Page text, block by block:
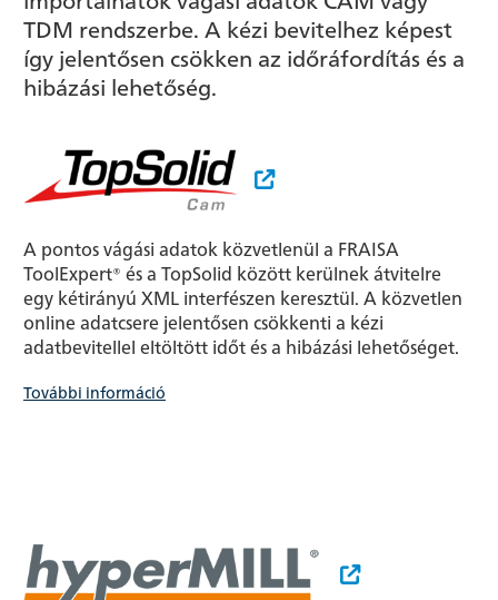
TDM rendszerbe. A kézi bevitelhez képest
így jelentősen csökken az időráfordítás és a
hibázási lehetőség.
A pontos vágási adatok közvetlenül a FRAISA
ToolExpert® és a TopSolid között kerülnek átvitelre
egy kétirányú XML interfészen keresztül. A közvetlen
online adatcsere jelentősen csökkenti a kézi
adatbevitellel eltöltött időt és a hibázási lehetőséget.
További információ